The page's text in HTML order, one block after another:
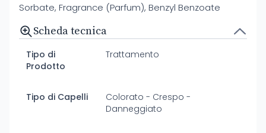
Sorbate, Fragrance (Parfum), Benzyl Benzoate
Scheda tecnica
Tipo di
Prodotto
Trattamento
Tipo di Capelli
Colorato - Crespo -
Danneggiato